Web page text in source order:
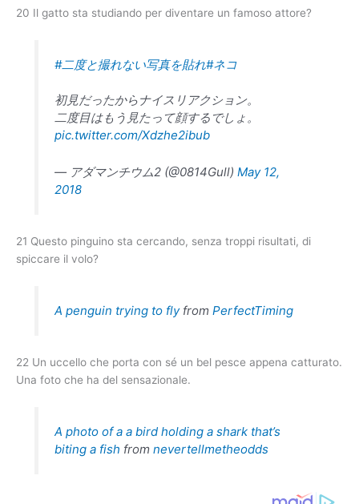
20 Il gatto sta studiando per diventare un famoso attore?
#二度と撮れない写真を貼れ#ネコ
初見だったからナイスリアクション。
二度目はもう見たって顔するでしょ。
pic.twitter.com/Xdzhe2ibub
— アダマンチウム2 (@0814Gull) May 12,
2018
21 Questo pinguino sta cercando, senza troppi risultati, di
spiccare il volo?
A penguin trying to flyfrom PerfectTiming
22 Un uccello che porta con sé un bel pesce appena catturato.
Una foto che ha del sensazionale.
A photo of a a bird holding a shark that’s
biting a fish from nevertellmetheodds